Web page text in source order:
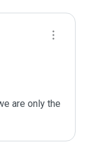
are only the